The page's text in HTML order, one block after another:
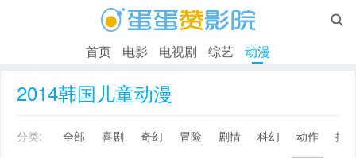

首页 电影 电视剧 综艺 动漫
2014韩国儿童动漫
分类: 全部 喜剧 奇幻 冒险 剧情 科幻 动作
搞